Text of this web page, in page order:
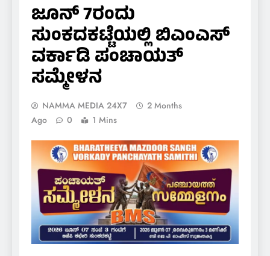
ಜೂನ್ 7ರಂದು
ಸುಂಕದಕಟ್ಟೆಯಲ್ಲಿ ಬಿಎಂಎಸ್
ವರ್ಕಾಡಿ ಪಂಚಾಯತ್
ಸಮ್ಮೇಳನ
NAMMA MEDIA 24X7
2 Months
Ago
0 1 Mins